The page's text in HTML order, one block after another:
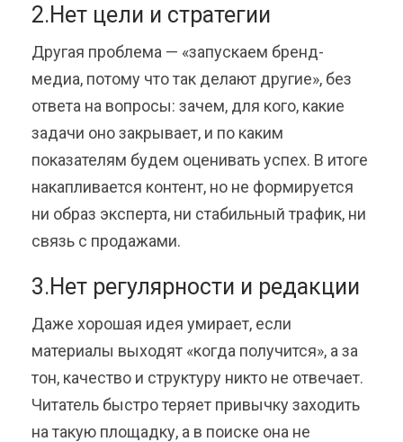
2.Нет цели и стратегии
Другая проблема — «запускаем бренд-
медиа, потому что так делают другие», без
ответа на вопросы: зачем, для кого, какие
задачи оно закрывает, и по каким
показателям будем оценивать успех. В итоге
накапливается контент, но не формируется
ни образ эксперта, ни стабильный трафик, ни
связь с продажами.
3.Нет регулярности и редакции
Даже хорошая идея умирает, если
материалы выходят «когда получится», а за
тон, качество и структуру никто не отвечает.
Читатель быстро теряет привычку заходить
на такую площадку, а в поиске она не